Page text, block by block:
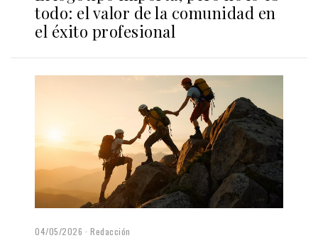
todo: el valor de la comunidad en
el éxito profesional
04/05/2026 Redacción